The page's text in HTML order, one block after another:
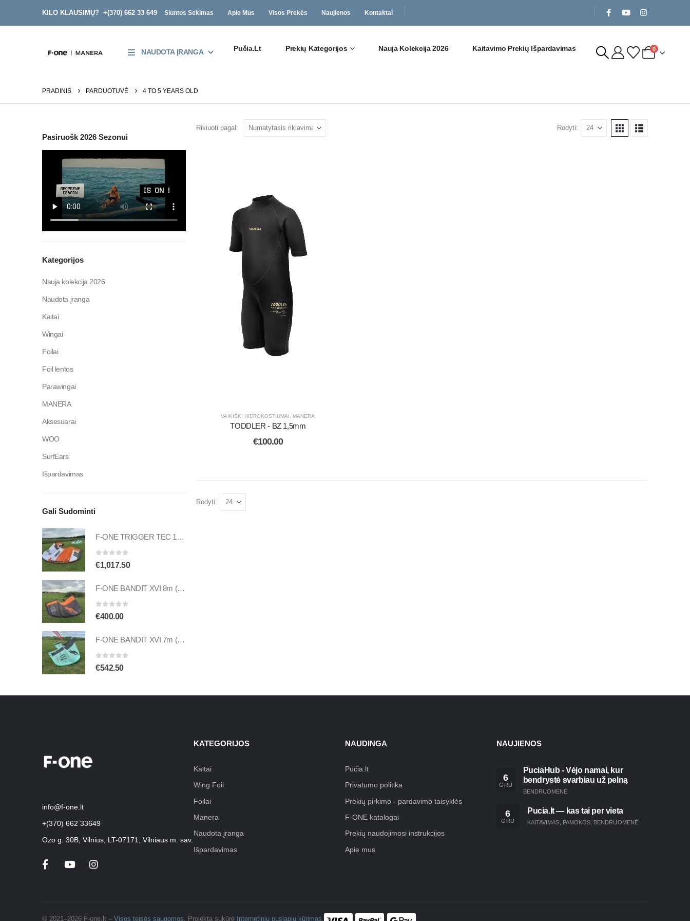
KILO KLAUSIMŲ? +(370) 662 33 649 Siuntos Sekimas Apie Mus Visos Prekės Naujienos Kontaktai
NAUDOTA ĮRANGA Pučia.lt Prekių Kategorijos Nauja Kolekcija 2026 Kaitavimo Prekių Išpardavimas 0
PRADINIS PARDUOTUVĖ 4 TO 5 YEARS OLD
Rikiuoti pagal: Rodyti:
VAIKIŠKI HIDROKOSTIUMAI MANERA
TODDLER - BZ 1,5mm
€100.00
Rodyti:
Pasiruošk 2026 Sezonui
Kategorijos
Nauja kolekcija 2026
Naudota įranga
Kaitai
Wingai
Foilai
Foil lentos
Parawingai
MANERA
Aksesuarai
WOO
SurfEars
Išpardavimas
Gali Sudominti
F-ONE TRIGGER TEC 10m (naudotas)
0 out of 5
€1,017.50
F-ONE BANDIT XVI 8m (naudotas)
0 out of 5
€400.00
F-ONE BANDIT XVI 7m (naudotas)
0out of 5
€542.50
info@f-one.lt
+(370) 662 33649
Ozo g. 30B, Vilnius, LT-07171, Vilniaus m. sav.
KATEGORIJOS
Kaitai
Wing Foil
Foilai
Manera
Naudota įranga
Išpardavimas
NAUDINGA
Pučia.lt
Privatumo politika
Prekių pirkimo - pardavimo taisyklės
F-ONE katalogai
Prekių naudojimosi instrukcijos
Apie mus
NAUJIENOS
6
GRU
PuciaHub - Vėjo namai, kur
bendrystė svarbiau už pelną
BENDRUOMENĖ
6
GRU
Pucia.lt — kas tai per vieta
KAITAVIMAS PAMOKOS BENDRUOMENĖ
© 2021–2026 F-one.lt – Visos teisės saugomos. Projektą sukūrė Internetinių puslapių kūrimas.